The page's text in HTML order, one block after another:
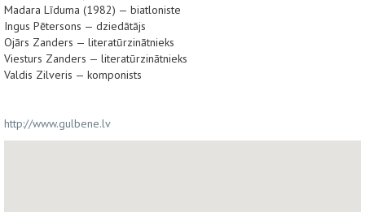
Madara Līduma (1982) — biatloniste
Ingus Pētersons — dziedātājs
Ojārs Zanders — literatūrzinātnieks
Viesturs Zanders — literatūrzinātnieks
Valdis Zilveris — komponists
http://www.gulbene.lv